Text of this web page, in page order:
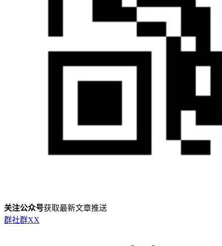
关注公众号获取最新文章推送
群社群XX